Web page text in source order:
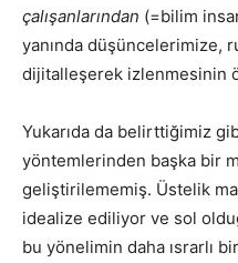
çalışanlarından (=bilim
yanında düşüncelerimize,
dijitalleşerek izlenmesinin
Yukarıda da belirttiğimiz
yöntemlerinden başka bir
geliştirilememiş. Üstelik
idealize ediliyor ve sol
bu yönelimin daha ısrarlı